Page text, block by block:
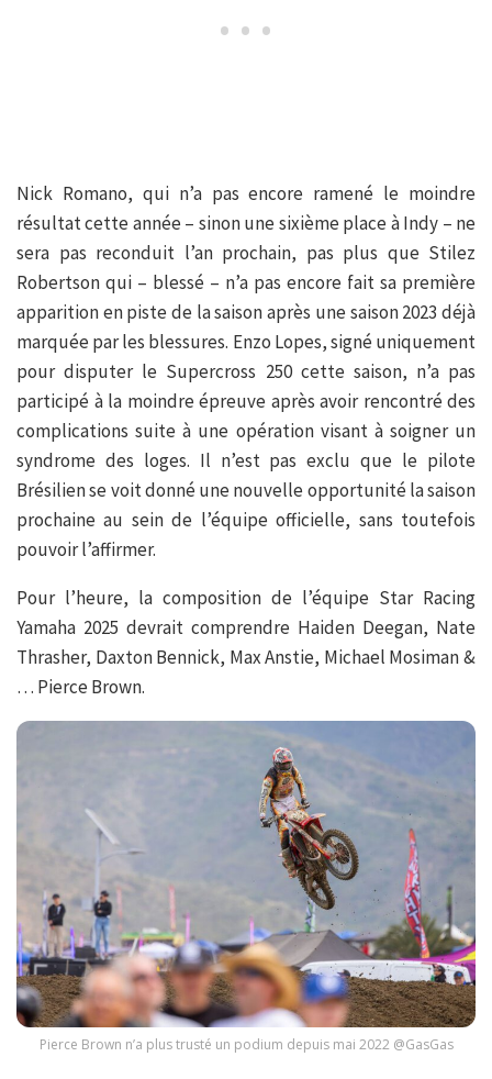
Nick Romano, qui n’a pas encore ramené le moindre
résultat cette année – sinon une sixième place à Indy – ne
sera pas reconduit l’an prochain, pas plus que Stilez
Robertson qui – blessé – n’a pas encore fait sa première
apparition en piste de la saison après une saison 2023 déjà
marquée par les blessures. Enzo Lopes, signé uniquement
pour disputer le Supercross 250 cette saison, n’a pas
participé à la moindre épreuve après avoir rencontré des
complications suite à une opération visant à soigner un
syndrome des loges. Il n’est pas exclu que le pilote
Brésilien se voit donné une nouvelle opportunité la saison
prochaine au sein de l’équipe officielle, sans toutefois
pouvoir l’affirmer.
Pour l’heure, la composition de l’équipe Star Racing
Yamaha 2025 devrait comprendre Haiden Deegan, Nate
Thrasher, Daxton Bennick, Max Anstie, Michael Mosiman &
… Pierce Brown.
Pierce Brown n’a plus trusté un podium depuis mai 2022 @GasGas